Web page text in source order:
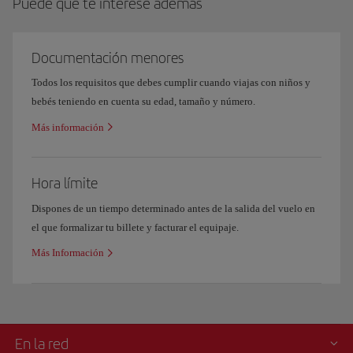
Puede que te interese además
Documentación menores
Todos los requisitos que debes cumplir cuando viajas con niños y
bebés teniendo en cuenta su edad, tamaño y número.
Más información
Hora límite
Dispones de un tiempo determinado antes de la salida del vuelo en
el que formalizar tu billete y facturar el equipaje.
Más Información
En la red